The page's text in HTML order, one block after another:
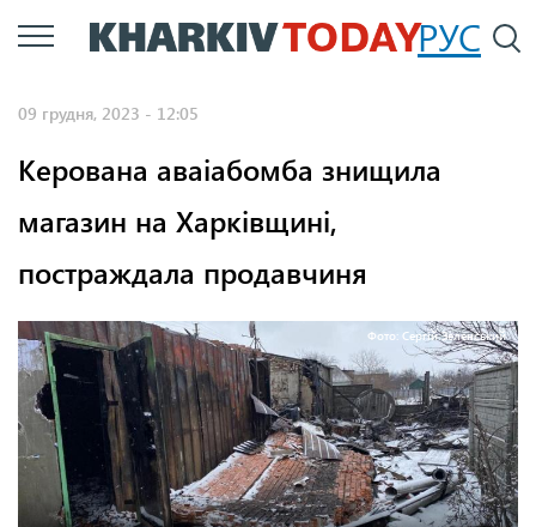
Перейти
до
РУС
09 грудня, 2023 - 12:05
Керована аваіабомба знищила
магазин на Харківщині,
постраждала продавчиня
Фото: Сергій Зеленський